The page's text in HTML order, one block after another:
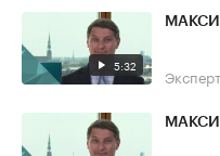
5:32